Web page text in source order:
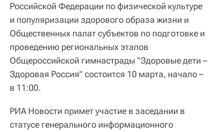
Российской Федерации по физической культуре
и популяризации здорового образа жизни и
Общественных палат субъектов по подготовке и
проведению региональных этапов
Общероссийской гимнастрады "Здоровые дети –
Здоровая Россия" состоится 10 марта, начало –
в 11:00.
РИА Новости примет участие в заседании в
статусе генерального информационного